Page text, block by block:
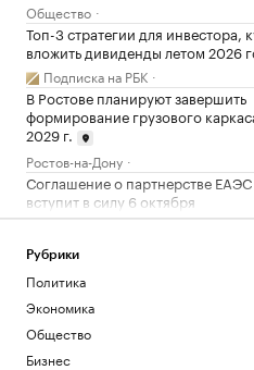
Общество
Топ-3 стратегии для инвестора,
вложить дивиденды летом 2026
Подписка на РБК
В Ростове планируют завершить
формирование грузового
2029 г.
Ростов-на-Дону
Соглашение о партнерстве
вступит в силу 6 октября
Политика
Над тремя районами Ростовской
области уничтожили БПЛА
Ростов-на-Дону
Как Ходынка стала новым
притяжения
РБК и Stone
Рубрики
Политика
Экономика
Общество
Бизнес